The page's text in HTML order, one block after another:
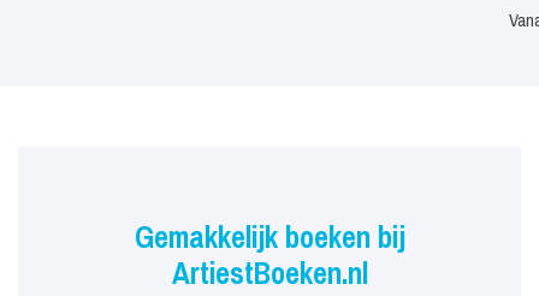
Gemakkelijk boeken bij
ArtiestBoeken.nl